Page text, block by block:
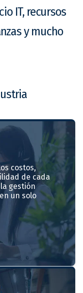
IT, recursos
y mucho
costos,
de cada
gestión
un solo